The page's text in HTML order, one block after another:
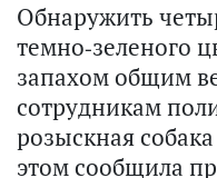
Обнаружить
темно-зеленого
запахом общим
сотрудникам
розыскная
этом сообщила